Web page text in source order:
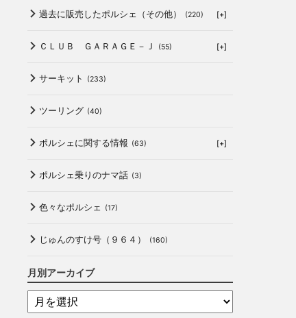
過去に販売したポルシェ（その他） (220) [+]
ＣＬＵＢ ＧＡＲＡＧＥ－Ｊ (55) [+]
サーキット (233)
ツーリング (40)
ポルシェに関する情報 (63) [+]
ポルシェ乗りのナマ話 (3)
色々なポルシェ (17)
じゅんのすけ号（９６４） (160)
月別アーカイブ